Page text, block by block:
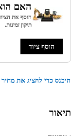
האם הוא
הוסף את הציוד
תיקון זמינות.
הוסף ציוד
כדי להציג את מחיר